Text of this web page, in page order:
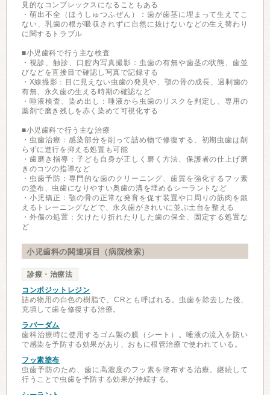
見的なコンプレックスになることもある
・萌出不全（ほうしゅつふぜん）：歯が歯茎に埋まって生えてこ
ない、乳歯の根が吸収されずに自然に抜けないなどの生え替わり
に関するトラブル
■小児歯科で行う主な検査
・視診、触診、口腔内写真撮影：虫歯の有無や歯茎の状態、歯並
びなどを直接目で確認し写真で記録する
・X線撮影：目に見えない虫歯の発見や、顎の骨の成長、過剰歯の
有無、永久歯の生える時期の確認など
・唾液検査、染め出し：唾液から虫歯のリスクを判定し、専用の
薬剤で磨き残しを赤く染めて可視化する
■小児歯科で行う主な治療
・虫歯治療：感染部分を削って詰め物で修復する、初期虫歯は削
らずに進行を抑える処置も可能
・歯磨き指導：子ども自身が正しく磨く方法、保護者の仕上げ磨
きのコツの指導など
・虫歯予防：専門的な歯のクリーニング、歯質を強化するフッ素
の塗布、虫歯になりやすい奥歯の溝を埋めるシーラントなど
・小児矯正：顎の骨の正常な発育を促す装置や口周りの筋肉を鍛
えるトレーニングなどで、永久歯がきれいに並ぶ土台を整える
・外傷の処置：欠けたり折れたりした歯の保全、固定する処置な
ど
小児歯科の関連項目（病院検索）
診療・治療法
コンポジットレジン
詰め物用の白色の樹脂で、CRとも呼ばれる。虫歯を除去した後、
充填して歯を修復する治療。
ラバーダム
歯科治療時に使用するゴム製の膜（シート）。唾液の流入を防い
で感染を予防する効果があり、おもに根管治療で使われている。
フッ素塗布
虫歯予防のため、歯に高濃度のフッ素を塗布する治療。継続して
行うことで虫歯を予防する効果が持続する。